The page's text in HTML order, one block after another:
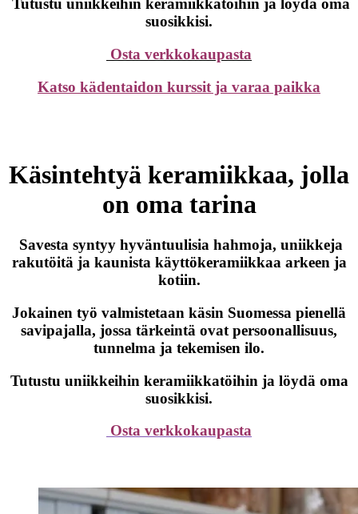
Tutustu uniikkeihin keramiikkatöihin ja löydä oma
suosikkisi.
Osta verkkokaupasta
Katso kädentaidon kurssit ja varaa paikka
Käsintehtyä keramiikkaa, jolla
on oma tarina
Savesta syntyy hyväntuulisia hahmoja, uniikkeja
rakutöitä ja kaunista käyttökeramiikkaa arkeen ja
kotiin.
Jokainen työ valmistetaan käsin Suomessa pienellä
savipajalla, jossa tärkeintä ovat persoonallisuus,
tunnelma ja tekemisen ilo.
Tutustu uniikkeihin keramiikkatöihin ja löydä oma
suosikkisi.
Osta verkkokaupasta